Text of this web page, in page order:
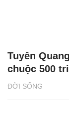
ĐỜI SỐNG
Tuyên
chuộc 500